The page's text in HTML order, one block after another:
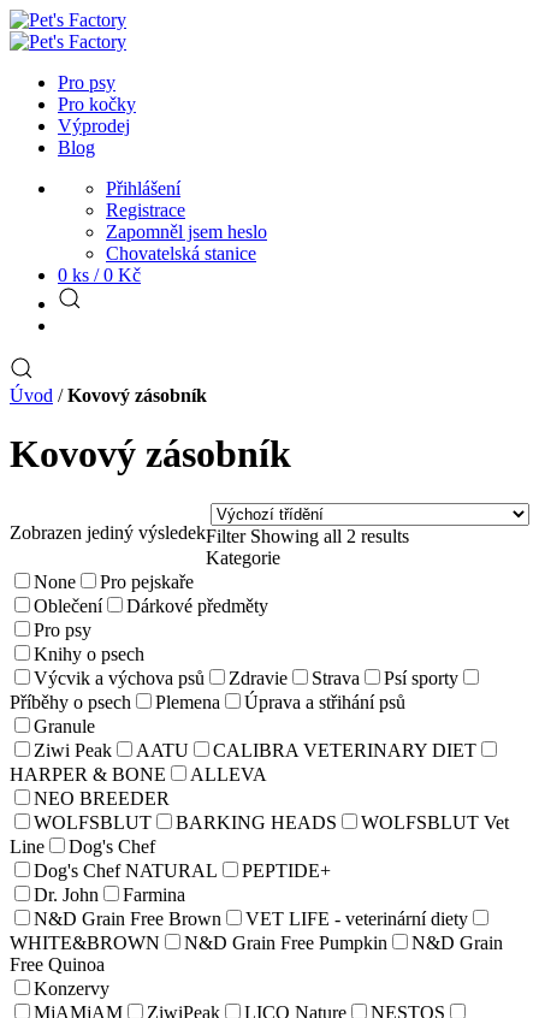
Pro psy
Pro kočky
Výprodej
Blog
Přihlášení
Registrace
Zapomněl jsem heslo
Chovatelská stanice
0 ks / 0 Kč
Úvod /Kovový zásobník
Kovový zásobník
Zobrazen jediný výsledekFilter Showing all 2 results
Kategorie
None
Pro pejskaře
Oblečení
Dárkové předměty
Pro psy
Knihy o psech
Výcvik a výchova psů
Zdravie Strava
Psí sporty
Příběhy o psech
Plemena
Úprava a střihání psů
Granule
Ziwi Peak
AATU
CALIBRA VETERINARY DIET
HARPER & BONE
ALLEVA
NEO BREEDER
WOLFSBLUT
BARKING HEADS
WOLFSBLUT Vet
Line
Dog's Chef
Dog's Chef NATURAL
PEPTIDE+
Dr. John
Farmina
N&D Grain Free Brown
VET LIFE - veterinární diety
WHITE&BROWN
N&D Grain Free Pumpkin
N&D Grain
Free Quinoa
Konzervy
MjAMjAM
ZiwiPeak LICO Nature
NESTOS